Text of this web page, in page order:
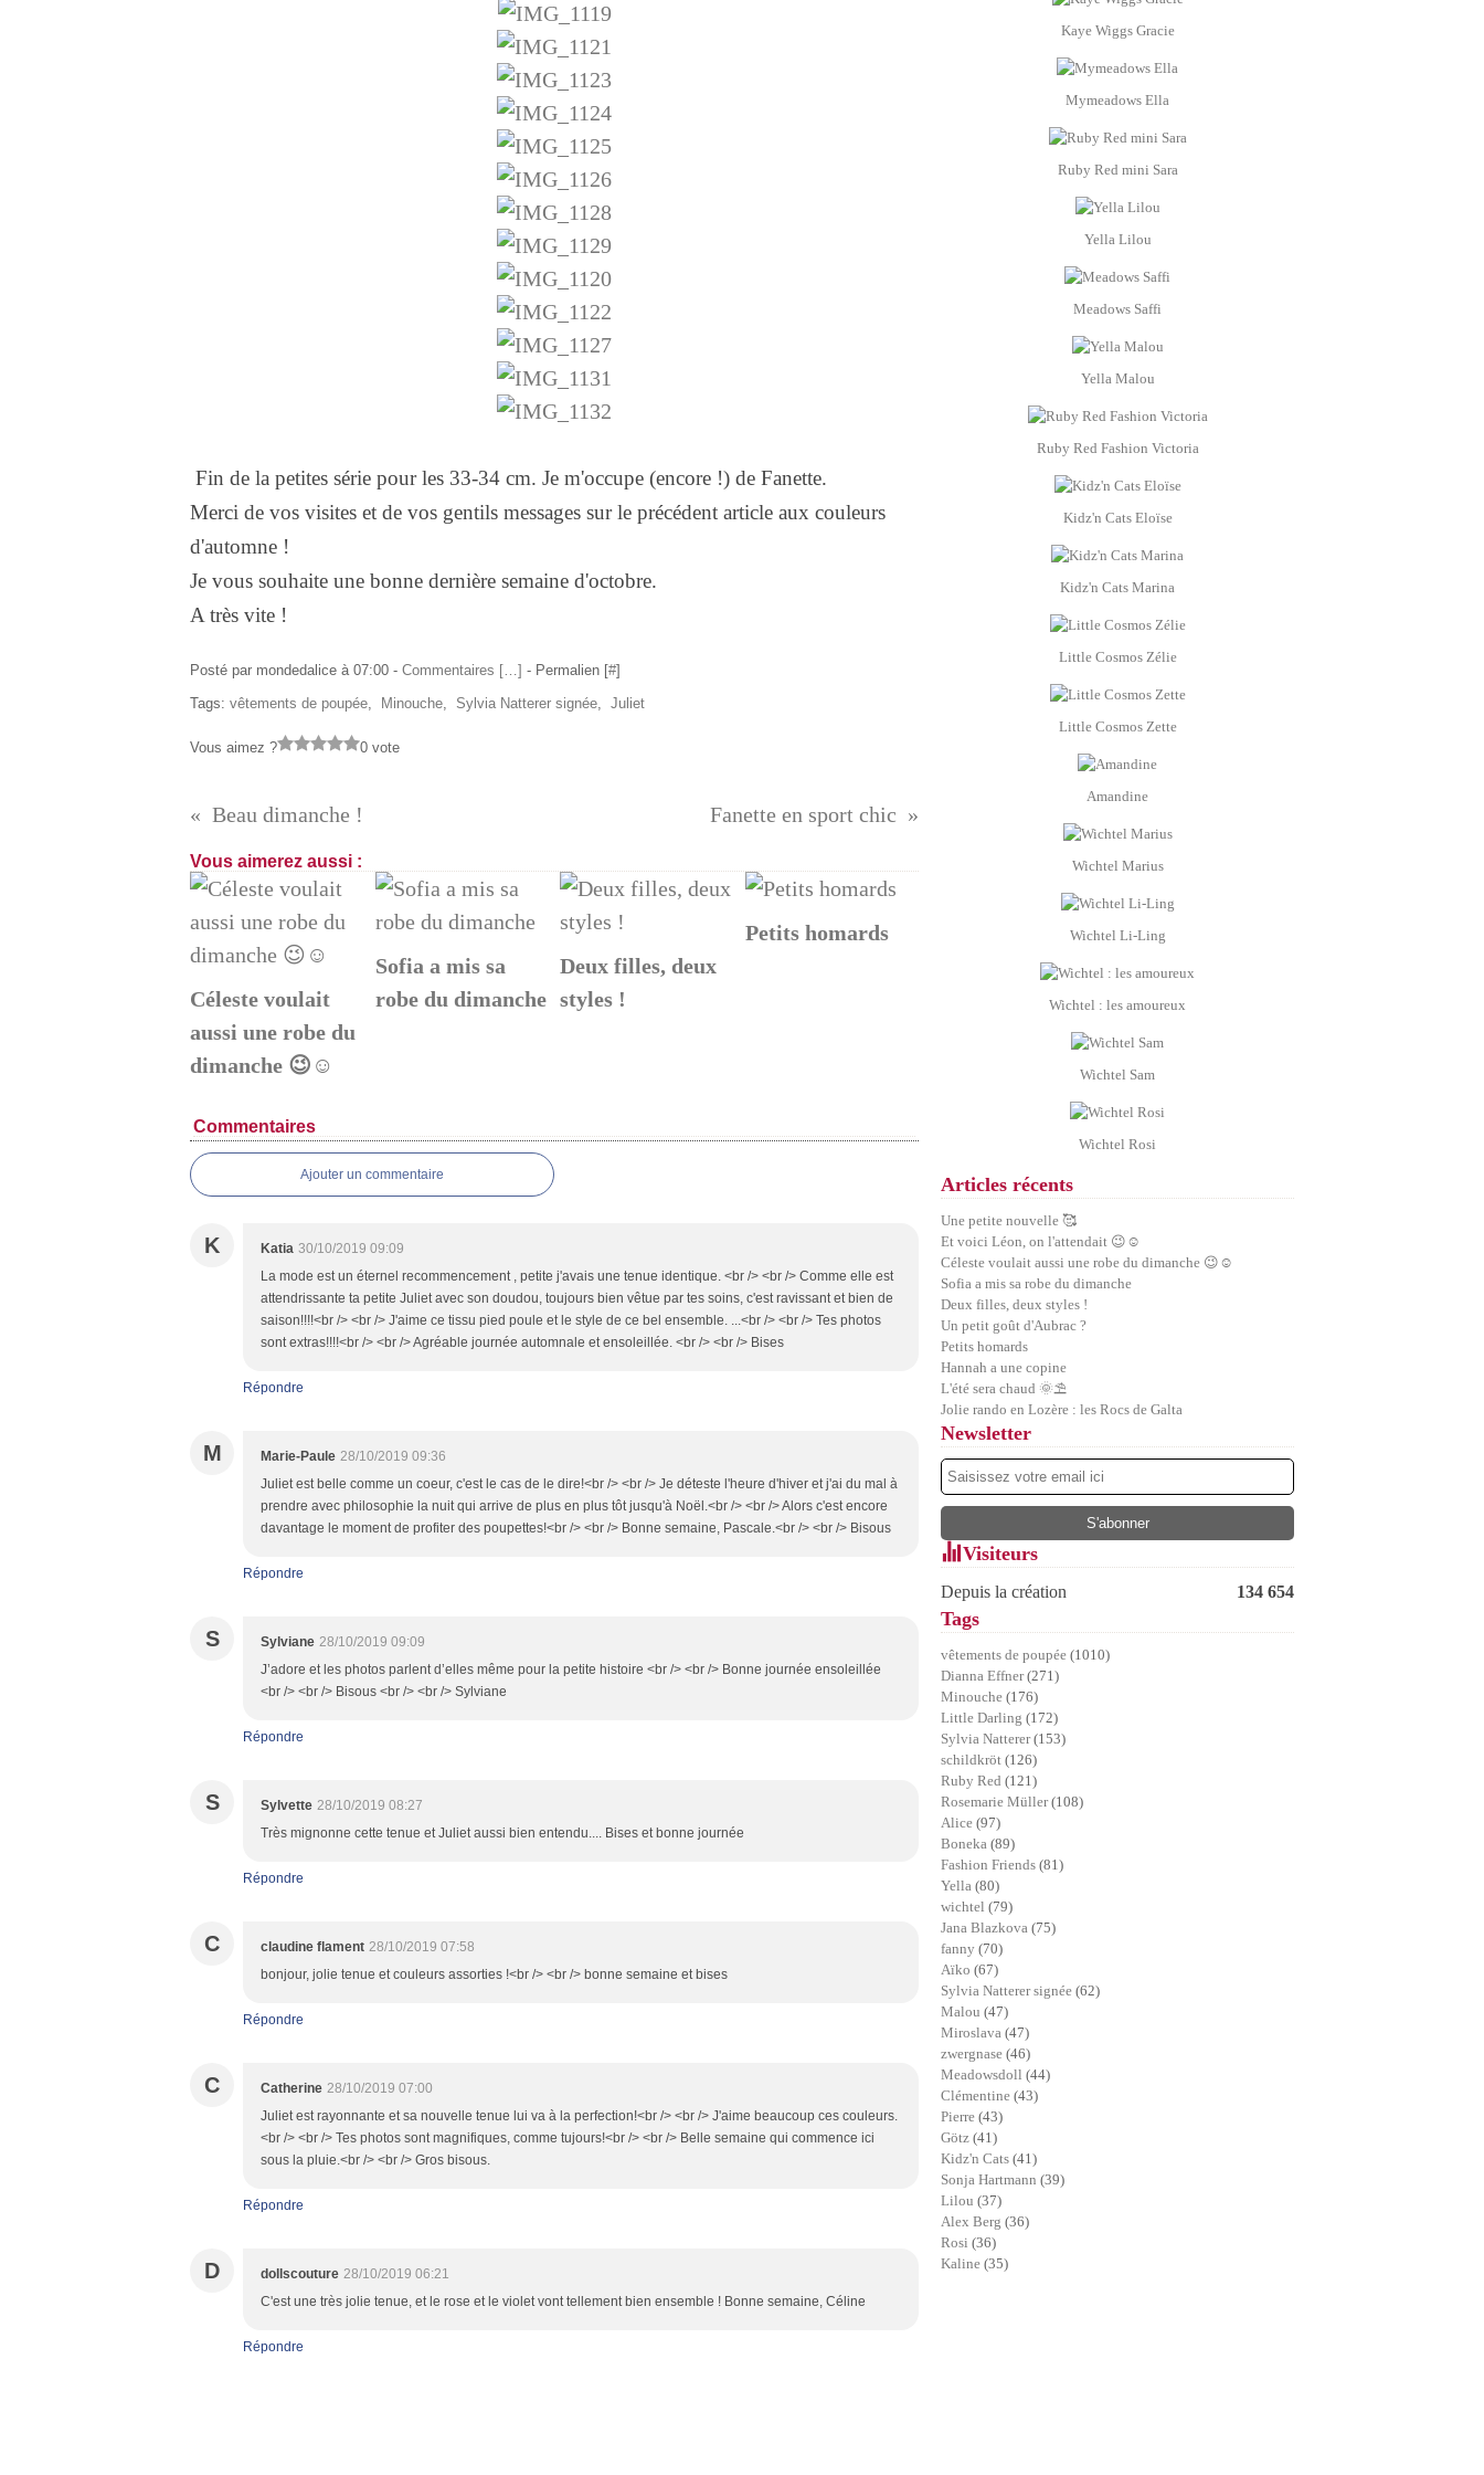
Fin de la petites série pour les 33-34 cm. Je m'occupe (encore !) de Fanette.
Merci de vos visites et de vos gentils messages sur le précédent article aux couleurs
d'automne !
Je vous souhaite une bonne dernière semaine d'octobre.
A très vite !
Posté par mondedalice à 07:00 - Commentaires […] - Permalien [#]
Tags: vêtements de poupée, Minouche, Sylvia Natterer signée, Juliet
Vous aimez ? 0 vote
Beau dimanche ! Fanette en sport chic
Vous aimerez aussi :
Céleste voulait
aussi une robe du
dimanche 😉☺️
Sofia a mis sa
robe du dimanche
Deux filles, deux
styles !
Petits homards
Commentaires
Ajouter un commentaire
K Katia 30/10/2019 09:09
La mode est un éternel recommencement , petite j'avais une tenue identique. <br /> <br /> Comme elle est
attendrissante ta petite Juliet avec son doudou, toujours bien vêtue par tes soins, c'est ravissant et bien de
saison!!!!<br /> <br /> J'aime ce tissu pied poule et le style de ce bel ensemble. ...<br /> <br /> Tes photos
sont extras!!!!<br /> <br /> Agréable journée automnale et ensoleillée. <br /> <br /> Bises
Répondre
M Marie-Paule 28/10/2019 09:36
Juliet est belle comme un coeur, c'est le cas de le dire!<br /> <br /> Je déteste l'heure d'hiver et j'ai du mal à
prendre avec philosophie la nuit qui arrive de plus en plus tôt jusqu'à Noël.<br /> <br /> Alors c'est encore
davantage le moment de profiter des poupettes!<br /> <br /> Bonne semaine, Pascale.<br /> <br /> Bisous
Répondre
S Sylviane 28/10/2019 09:09
J’adore et les photos parlent d’elles même pour la petite histoire <br /> <br /> Bonne journée ensoleillée
<br /> <br /> Bisous <br /> <br /> Sylviane
Répondre
S Sylvette 28/10/2019 08:27
Très mignonne cette tenue et Juliet aussi bien entendu.... Bises et bonne journée
Répondre
C claudine flament 28/10/2019 07:58
bonjour, jolie tenue et couleurs assorties !<br /> <br /> bonne semaine et bises
Répondre
C Catherine 28/10/2019 07:00
Juliet est rayonnante et sa nouvelle tenue lui va à la perfection!<br /> <br /> J'aime beaucoup ces couleurs.
<br /> <br /> Tes photos sont magnifiques, comme tujours!<br /> <br /> Belle semaine qui commence ici
sous la pluie.<br /> <br /> Gros bisous.
Répondre
D dollscouture 28/10/2019 06:21
C'est une très jolie tenue, et le rose et le violet vont tellement bien ensemble ! Bonne semaine, Céline
Répondre
Kaye Wiggs Gracie
Mymeadows Ella
Ruby Red mini Sara
Yella Lilou
Meadows Saffi
Yella Malou
Ruby Red Fashion Victoria
Kidz'n Cats Eloïse
Kidz'n Cats Marina
Little Cosmos Zélie
Little Cosmos Zette
Amandine
Wichtel Marius
Wichtel Li-Ling
Wichtel : les amoureux
Wichtel Sam
Wichtel Rosi
Articles récents
Une petite nouvelle 🥰
Et voici Léon, on l'attendait 😉☺️
Céleste voulait aussi une robe du dimanche 😉☺️
Sofia a mis sa robe du dimanche
Deux filles, deux styles !
Un petit goût d'Aubrac ?
Petits homards
Hannah a une copine
L'été sera chaud 🌞⛱️
Jolie rando en Lozère : les Rocs de Galta
Newsletter
Visiteurs
Depuis la création 134 654
Tags
vêtements de poupée (1010)
Dianna Effner(271)
Minouche (176)
Little Darling (172)
Sylvia Natterer(153)
schildkröt (126)
Ruby Red (121)
Rosemarie Müller(108)
Alice (97)
Boneka (89)
Fashion Friends (81)
Yella (80)
wichtel (79)
Jana Blazkova (75)
fanny (70)
Aïko (67)
Sylvia Natterer signée (62)
Malou (47)
Miroslava (47)
zwergnase (46)
Meadowsdoll (44)
Clémentine (43)
Pierre (43)
Götz (41)
Kidz'n Cats (41)
Sonja Hartmann (39)
Lilou (37)
Alex Berg (36)
Rosi (36)
Kaline (35)